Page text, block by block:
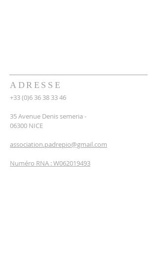
ADRESSE
+33 (0)6 36 38 33 46
35 Avenue Denis semeria -
06300 NICE
association.padrepio@gmail.com
Numéro RNA : W062019493